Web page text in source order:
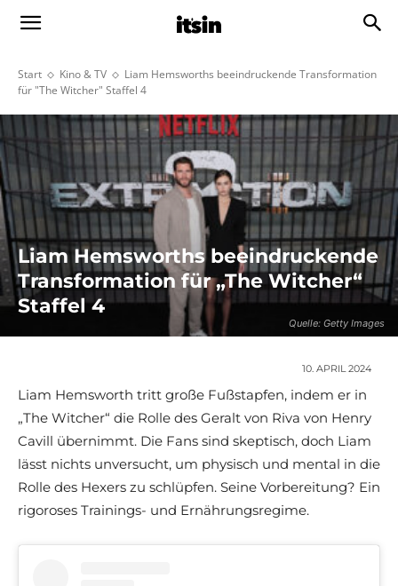
Start Kino & TV
Liam Hemsworths beeindruckende Transformation
für "The Witcher" Staffel 4
Quelle: Getty Images
Liam Hemsworths beeindruckende
Transformation für „The Witcher“
Staffel 4
10. APRIL 2024
Liam Hemsworth tritt große Fußstapfen, indem er in
„The Witcher“ die Rolle des Geralt von Riva von Henry
Cavill übernimmt. Die Fans sind skeptisch, doch Liam
lässt nichts unversucht, um physisch und mental in die
Rolle des Hexers zu schlüpfen. Seine Vorbereitung? Ein
rigoroses Trainings- und Ernährungsregime.